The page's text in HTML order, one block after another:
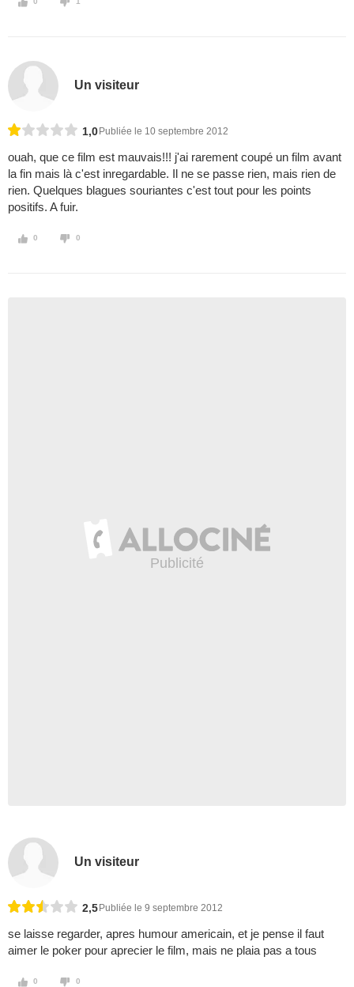
Un visiteur
1,0 Publiée le 10 septembre 2012
ouah, que ce film est mauvais!!! j'ai rarement coupé un film avant
la fin mais là c'est inregardable. Il ne se passe rien, mais rien de
rien. Quelques blagues souriantes c'est tout pour les points
positifs. A fuir.
0 0
Un visiteur
2,5 Publiée le 9 septembre 2012
se laisse regarder, apres humour americain, et je pense il faut
aimer le poker pour aprecier le film, mais ne plaia pas a tous
0 0